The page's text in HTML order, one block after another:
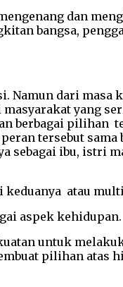
dan
bangsa,
dari masa
yang
berbagai pilihan
tersebut
ibu, istri
keduanya atau
aspek kehidupan.
untuk
pilihan atas